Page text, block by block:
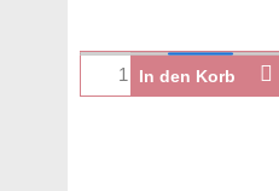
In den Korb